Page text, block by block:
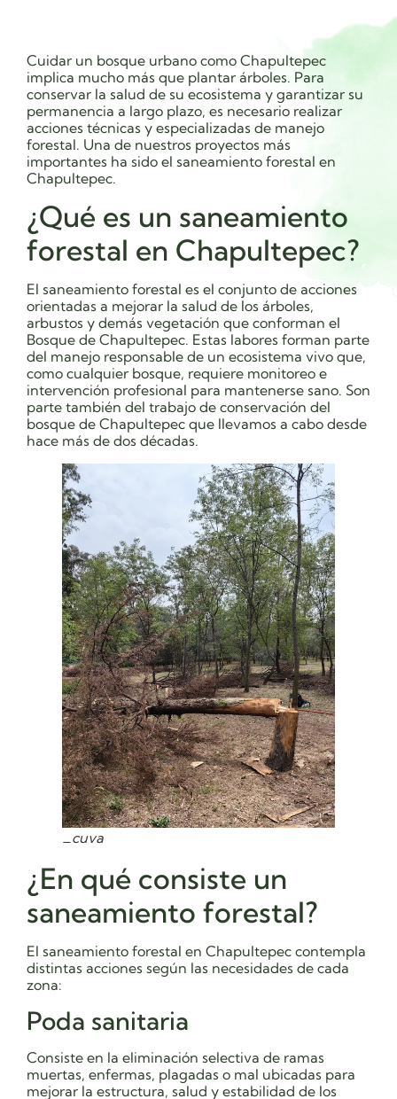
Cuidar un bosque urbano como Chapultepec
implica mucho más que plantar árboles. Para
conservar la salud de su ecosistema y garantizar su
permanencia a largo plazo, es necesario realizar
acciones técnicas y especializadas de manejo
forestal. Una de nuestros proyectos más
importantes ha sido el saneamiento forestal en
Chapultepec.
¿Qué es un saneamiento
forestal en Chapultepec?
El saneamiento forestal es el conjunto de acciones
orientadas a mejorar la salud de los árboles,
arbustos y demás vegetación que conforman el
Bosque de Chapultepec. Estas labores forman parte
del manejo responsable de un ecosistema vivo que,
como cualquier bosque, requiere monitoreo e
intervención profesional para mantenerse sano. Son
parte también del trabajo de conservación del
bosque de Chapultepec que llevamos a cabo desde
hace más de dos décadas.
_cuva
¿En qué consiste un
saneamiento forestal?
El saneamiento forestal en Chapultepec contempla
distintas acciones según las necesidades de cada
zona:
Poda sanitaria
Consiste en la eliminación selectiva de ramas
muertas, enfermas, plagadas o mal ubicadas para
mejorar la estructura, salud y estabilidad de los